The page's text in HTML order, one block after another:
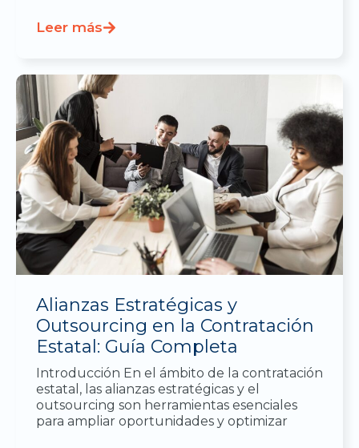
Leer más
Alianzas Estratégicas y
Outsourcing en la Contratación
Estatal: Guía Completa
Introducción En el ámbito de la contratación
estatal, las alianzas estratégicas y el
outsourcing son herramientas esenciales
para ampliar oportunidades y optimizar